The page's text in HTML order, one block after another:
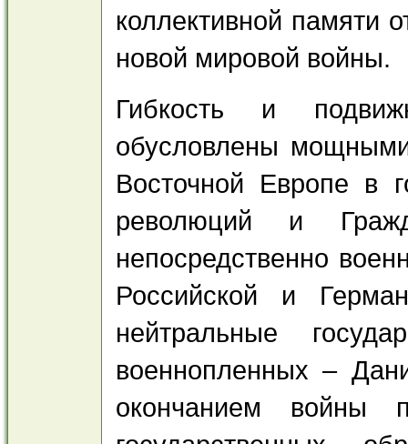
коллективной памяти
новой мировой войны.
Гибкость и
обусловлены
Восточной Европе в
революций и
непосредственно
Российской и
нейтральные
военнопленных –
окончанием войны